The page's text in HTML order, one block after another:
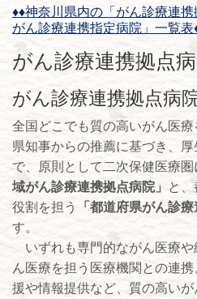
♦♦神奈川県内の「がん診療連
がん診療連携指定病院」一覧表
がん診療連携拠点
がん診療連携拠点病
全国どこでも質の高いがん医
県知事からの推薦に基づき、
で、原則として二次保健医療
域がん診療連携拠点病院」 と
役割を担う
「都道府県がん診
す。
いずれも専門的ながん医療
ん医療を担う医療機関との連
援や情報提供など、質の高い